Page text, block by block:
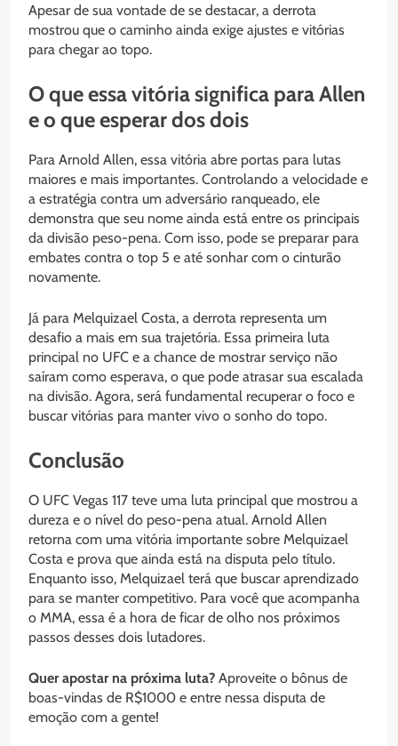
Apesar de sua vontade de se destacar, a derrota
mostrou que o caminho ainda exige ajustes e vitórias
para chegar ao topo.
O que essa vitória significa para Allen
e o que esperar dos dois
Para Arnold Allen, essa vitória abre portas para lutas
maiores e mais importantes. Controlando a velocidade e
a estratégia contra um adversário ranqueado, ele
demonstra que seu nome ainda está entre os principais
da divisão peso-pena. Com isso, pode se preparar para
embates contra o top 5 e até sonhar com o cinturão
novamente.
Já para Melquizael Costa, a derrota representa um
desafio a mais em sua trajetória. Essa primeira luta
principal no UFC e a chance de mostrar serviço não
saíram como esperava, o que pode atrasar sua escalada
na divisão. Agora, será fundamental recuperar o foco e
buscar vitórias para manter vivo o sonho do topo.
Conclusão
O UFC Vegas 117 teve uma luta principal que mostrou a
dureza e o nível do peso-pena atual. Arnold Allen
retorna com uma vitória importante sobre Melquizael
Costa e prova que ainda está na disputa pelo título.
Enquanto isso, Melquizael terá que buscar aprendizado
para se manter competitivo. Para você que acompanha
o MMA, essa é a hora de ficar de olho nos próximos
passos desses dois lutadores.
Quer apostar na próxima luta? Aproveite o bônus de
boas-vindas de R$1000 e entre nessa disputa de
emoção com a gente!